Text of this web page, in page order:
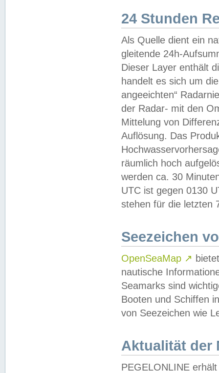
24 Stunden
Als Quelle dient ein
gleitende 24h-
Dieser Layer enthält
handelt es sich um
angeeichten“
der Radar- mit den
Mittelung von
Auflösung. Das
räumlich hoch
werden ca. 30
UTC ist gegen 0130
stehen für die letzten
Seezeichen
OpenSeaMap ↗
nautische
Seamarks sind
Booten und Schiffen
von Seezeichen wie
Aktualität der
PEGELONLINE